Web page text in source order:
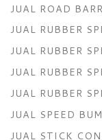
JUAL ROAD
JUAL RUBBER
JUAL RUBBER
JUAL RUBBER
JUAL RUBBER
JUAL SPEED
JUAL STICK